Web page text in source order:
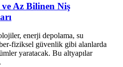
ve Az Bilinen Niş
enerji depolama, su
fiziksel güvenlik gibi alanlarda
yaratacak. Bu altyapılar